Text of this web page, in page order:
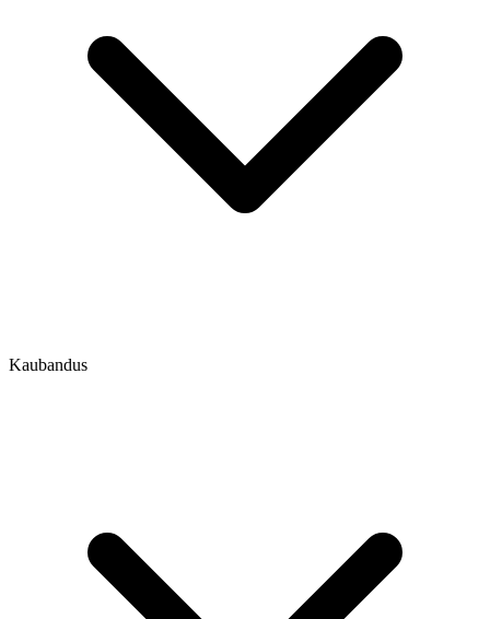
Kaubandus